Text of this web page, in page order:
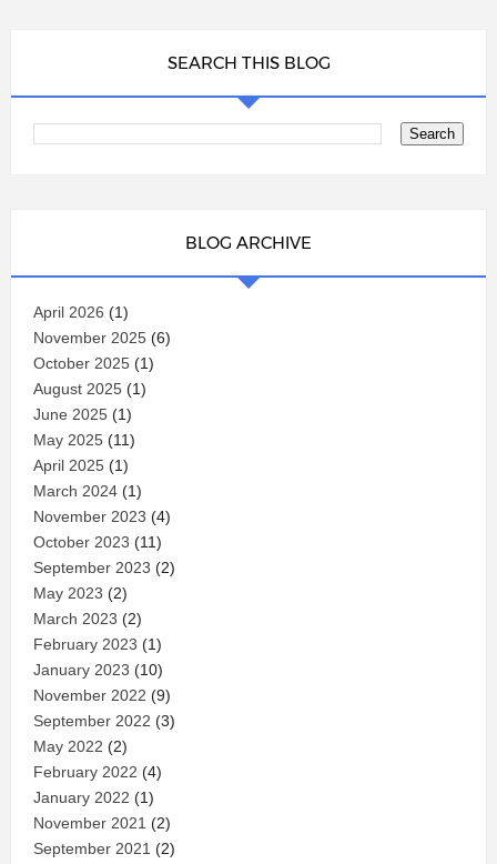
SEARCH THIS BLOG
BLOG ARCHIVE
April 2026 (1)
November 2025(6)
October 2025(1)
August 2025(1)
June 2025(1)
May 2025(11)
April 2025(1)
March 2024(1)
November 2023 (4)
October 2023 (11)
September 2023 (2)
May 2023 (2)
March 2023 (2)
February 2023 (1)
January 2023 (10)
November 2022 (9)
September 2022 (3)
May 2022 (2)
February 2022 (4)
January 2022 (1)
November 2021 (2)
September 2021 (2)